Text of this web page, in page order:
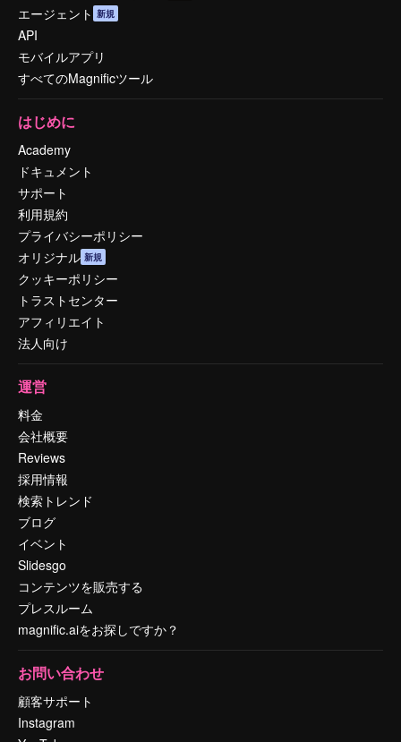
エージェント 新規
API
モバイルアプリ
すべてのMagnificツール
はじめに
Academy
ドキュメント
サポート
利用規約
プライバシーポリシー
オリジナル 新規
クッキーポリシー
トラストセンター
アフィリエイト
法人向け
運営
料金
会社概要
Reviews
採用情報
検索トレンド
ブログ
イベント
Slidesgo
コンテンツを販売する
プレスルーム
magnific.aiをお探しですか？
お問い合わせ
顧客サポート
Instagram